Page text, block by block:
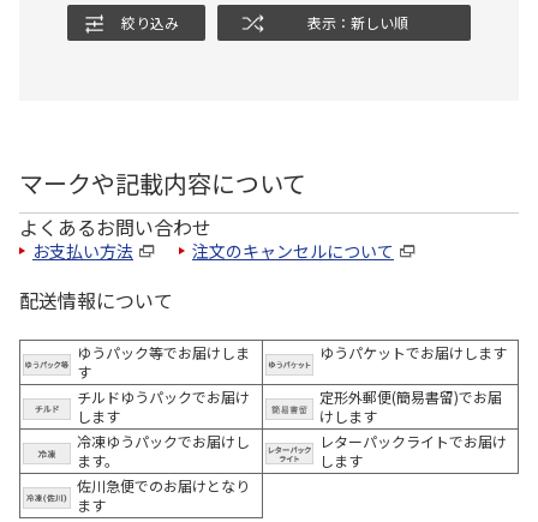
絞り込み 表示：新しい順
マークや記載内容について
よくあるお問い合わせ
お支払い方法 注文のキャンセルについて
配送情報について
ゆうパック等でお届けしま
す
ゆうパケットでお届けします
チルドゆうパックでお届け
します
定形外郵便(簡易書留)でお届
けします
冷凍ゆうパックでお届けし
ます。
レターパックライトでお届け
します
佐川急便でのお届けとなり
ます